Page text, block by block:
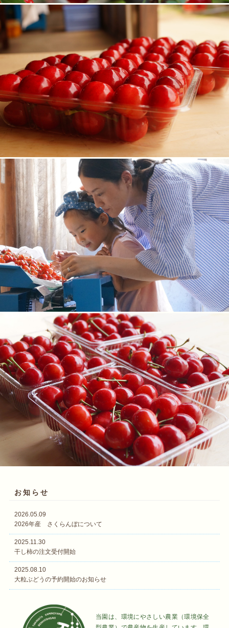
お知らせ
2026.05.09
2026年産 さくらんぼについて
2025.11.30
干し柿の注文受付開始
2025.08.10
大粒ぶどうの予約開始のお知らせ
当園は、環境にやさしい農業（環境保全